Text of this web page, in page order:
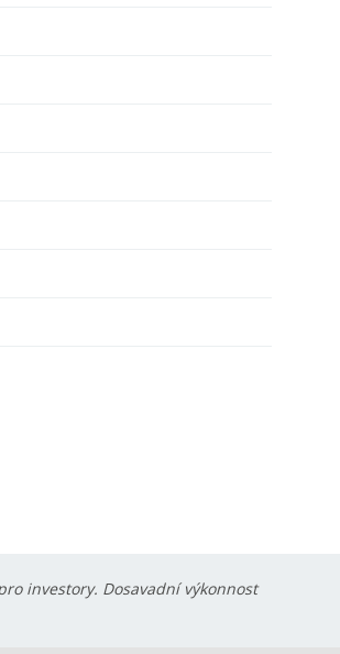
investory. Dosavadní výkonnost